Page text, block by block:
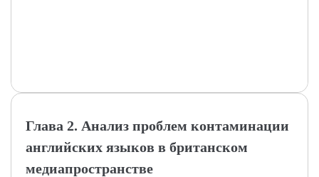
Глава 2. Анализ проблем контаминации
английских языков в британском
медиапространстве